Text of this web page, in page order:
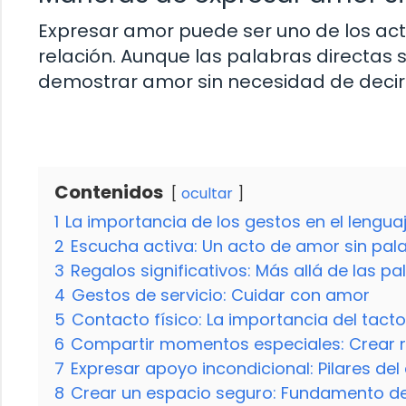
Expresar amor puede ser uno de los
relación. Aunque las palabras directas
demostrar amor sin necesidad de
Contenidos ocultar
1 La importancia de los gestos en el
2 Escucha activa: Un acto de amor sin
3 Regalos significativos: Más allá de las
4 Gestos de servicio: Cuidar con amor
5 Contacto físico: La importancia del tacto
6 Compartir momentos especiales: Crear
7 Expresar apoyo incondicional: Pilares
8 Crear un espacio seguro: Fundamento